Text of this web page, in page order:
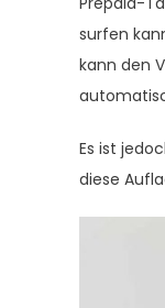
surfen
kann den
Es ist
diese